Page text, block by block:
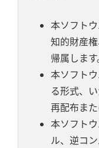
本ソフト
知的財産
帰属します
本ソフト
る形式、
再配布また
本ソフト
ル、逆コ